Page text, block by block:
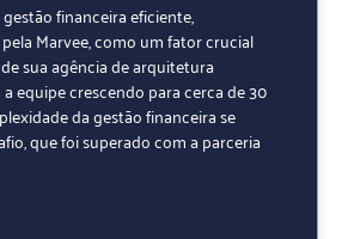
financeira eficiente,
Marvee, como um fator crucial
sua agência de arquitetura
equipe crescendo para cerca de 30
da gestão financeira se
que foi superado com a parceria